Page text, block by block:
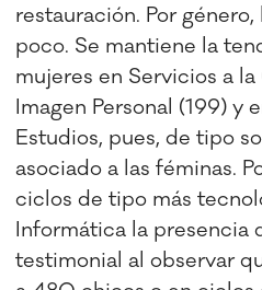
restauración. Por
poco. Se mantiene la
mujeres en Servicios a
Imagen Personal (199) y
Estudios, pues, de tipo
asociado a las féminas.
ciclos de tipo más
Informática la presencia
testimonial al observar